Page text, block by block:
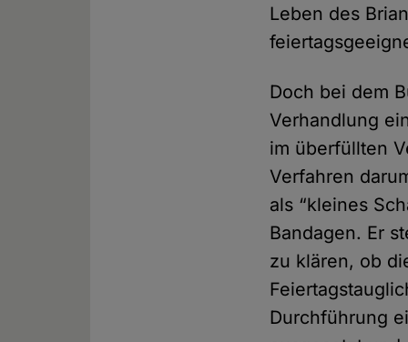
Leben des
Doch bei dem
Verhandlung
im überfüllten
Verfahren
als “kleines
Bandagen. Er
zu klären, ob
Durchführung